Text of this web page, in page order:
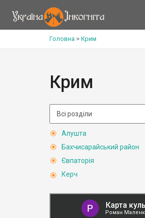
Головна > Крим
Крим
Алушта
Бахчисарайський район
Євпаторія
Керч